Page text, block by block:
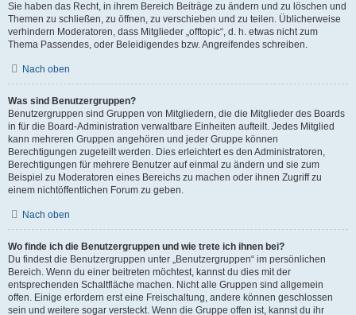
Sie haben das Recht, in ihrem Bereich Beiträge zu ändern und zu löschen und
Themen zu schließen, zu öffnen, zu verschieben und zu teilen. Üblicherweise
verhindern Moderatoren, dass Mitglieder „offtopic“, d. h. etwas nicht zum
Thema Passendes, oder Beleidigendes bzw. Angreifendes schreiben.
Nach oben
Was sind Benutzergruppen?
Benutzergruppen sind Gruppen von Mitgliedern, die die Mitglieder des Boards
in für die Board-Administration verwaltbare Einheiten aufteilt. Jedes Mitglied
kann mehreren Gruppen angehören und jeder Gruppe können
Berechtigungen zugeteilt werden. Dies erleichtert es den Administratoren,
Berechtigungen für mehrere Benutzer auf einmal zu ändern und sie zum
Beispiel zu Moderatoren eines Bereichs zu machen oder ihnen Zugriff zu
einem nichtöffentlichen Forum zu geben.
Nach oben
Wo finde ich die Benutzergruppen und wie trete ich ihnen bei?
Du findest die Benutzergruppen unter „Benutzergruppen“ im persönlichen
Bereich. Wenn du einer beitreten möchtest, kannst du dies mit der
entsprechenden Schaltfläche machen. Nicht alle Gruppen sind allgemein
offen. Einige erfordern erst eine Freischaltung, andere können geschlossen
sein und weitere sogar versteckt. Wenn die Gruppe offen ist, kannst du ihr